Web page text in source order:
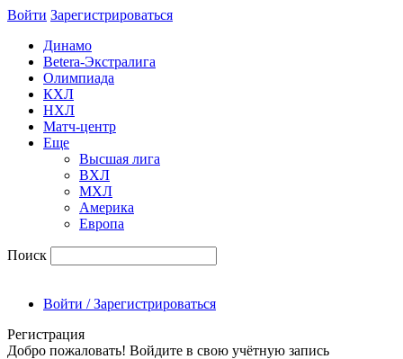
Войти Зарегиcтрироваться
Динамо
Betera-Экстралига
Олимпиада
КХЛ
НХЛ
Матч-центр
Еще
Высшая лига
ВХЛ
МХЛ
Америка
Европа
Поиск
Войти / Зарегистрироваться
Регистрация
Добро пожаловать! Войдите в свою учётную запись